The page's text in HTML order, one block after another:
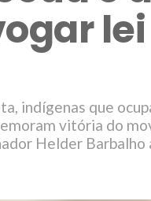
indígenas que
vitória do
Helder